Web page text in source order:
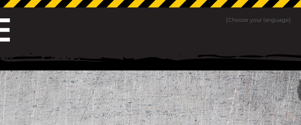
[Choose your language]